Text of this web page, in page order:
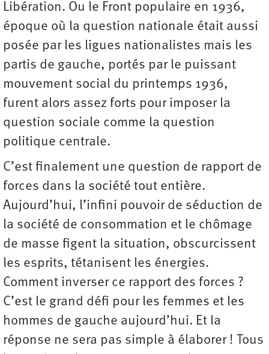
Libération. Ou le Front populaire en 1936,
époque où la question nationale était aussi
posée par les ligues nationalistes mais les
partis de gauche, portés par le puissant
mouvement social du printemps 1936,
furent alors assez forts pour imposer la
question sociale comme la question
politique centrale.
C’est finalement une question de rapport de
forces dans la société tout entière.
Aujourd’hui, l’infini pouvoir de séduction de
la société de consommation et le chômage
de masse figent la situation, obscurcissent
les esprits, tétanisent les énergies.
Comment inverser ce rapport des forces ?
C’est le grand défi pour les femmes et les
hommes de gauche aujourd’hui. Et la
réponse ne sera pas simple à élaborer ! Tous